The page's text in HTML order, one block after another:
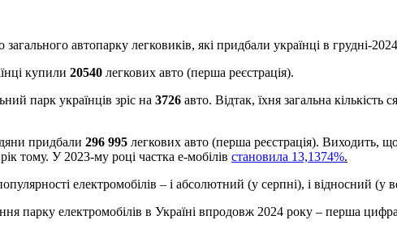
автопарку легковиків, які придбали українці в грудні-
купили 20540 легкових авто (перша реєстрація).
парк українців зріс на 3726 авто. Відтак, їхня загальна кількість
придбали 296 995 легкових авто (перша реєстрація). Виходить, що
тому. У 2023-му році частка е-мобілів становила 13,1374%.
електромобілів – і абсолютний (у серпні), і відносний (у
парку електромобілів в Україні впродовж 2024 року – перша